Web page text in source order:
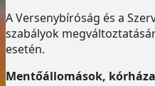
A Versenybíróság és a
szabályok
esetén.
Mentőállomások,